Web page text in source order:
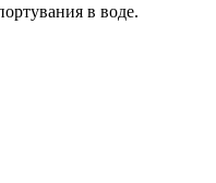
в воде.